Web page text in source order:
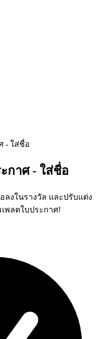
- ใส่ชื่อ
กาศ - ใส่ชื่อ
งในรางวัล และปรับแต่ง
พลตใบประกาศ!